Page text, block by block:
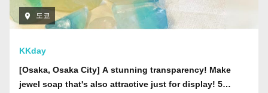
도쿄
KKday
[Osaka, Osaka City] A stunning transparency! Make
jewel soap that's also attractive just for display! 5